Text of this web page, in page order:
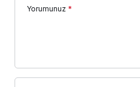
Yorumunuz *